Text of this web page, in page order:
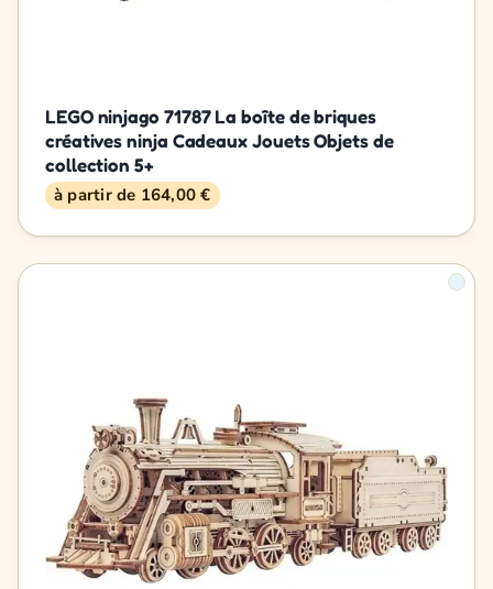
LEGO ninjago 71787 La boîte de briques
créatives ninja Cadeaux Jouets Objets de
collection 5+
à partir de 164,00 €